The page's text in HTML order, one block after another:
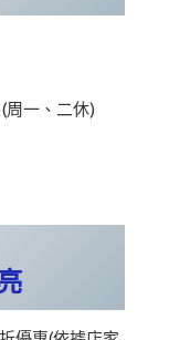
(周一、二休)